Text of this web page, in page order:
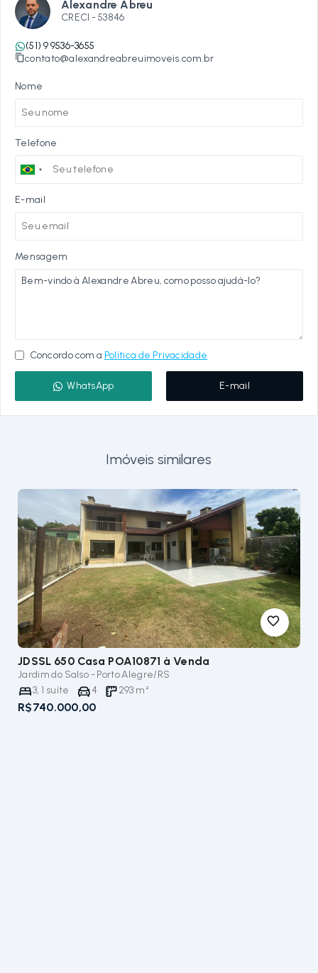
Alexandre Abreu
CRECI -53846
(51) 9 9536-3655
contato@alexandreabreuimoveis.com.br
Nome
Telefone
E-mail
Mensagem
Concordo com a Política de Privacidade
WhatsApp E-mail
Imóveis similares
JDSSL 650 Casa POA10871 à Venda
Jardim do Salso - Porto Alegre/RS
3, 1 suíte 4 293 m²
R$740.000,00